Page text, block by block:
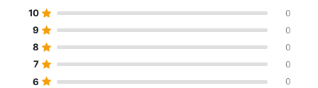
10 0
9 0
8 0
7 0
6 0